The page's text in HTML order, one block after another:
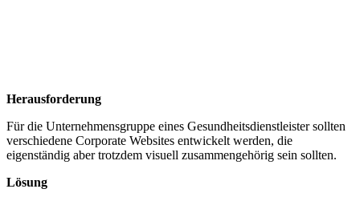
Herausforderung
Für die Unternehmensgruppe eines Gesundheitsdienstleister sollten
verschiedene Corporate Websites entwickelt werden, die
eigenständig aber trotzdem visuell zusammengehörig sein sollten.
Lösung